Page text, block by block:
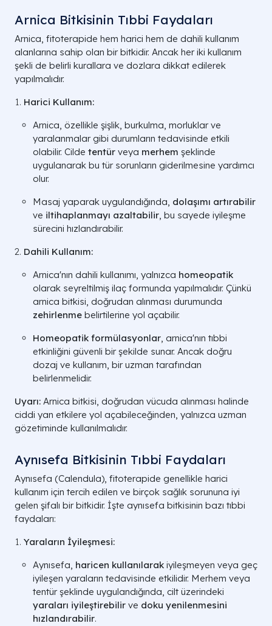
Arnica Bitkisinin Tıbbi Faydaları
Arnica, fitoterapide hem harici hem de dahili kullanım
alanlarına sahip olan bir bitkidir. Ancak her iki kullanım
şekli de belirli kurallara ve dozlara dikkat edilerek
yapılmalıdır.
Harici Kullanım:
Arnica, özellikle şişlik, burkulma, morluklar ve
yaralanmalar gibi durumların tedavisinde etkili
olabilir. Cilde tentür veya merhem şeklinde
uygulanarak bu tür sorunların giderilmesine yardımcı
olur.
Masaj yaparak uygulandığında, dolaşımı artırabilir
ve iltihaplanmayı azaltabilir, bu sayede iyileşme
sürecini hızlandırabilir.
Dahili Kullanım:
Arnica'nın dahili kullanımı, yalnızca homeopatik
olarak seyreltilmiş ilaç formunda yapılmalıdır. Çünkü
arnica bitkisi, doğrudan alınması durumunda
zehirlenme belirtilerine yol açabilir.
Homeopatik formülasyonlar, arnica'nın tıbbi
etkinliğini güvenli bir şekilde sunar. Ancak doğru
dozaj ve kullanım, bir uzman tarafından
belirlenmelidir.
Uyarı: Arnica bitkisi, doğrudan vücuda alınması halinde
ciddi yan etkilere yol açabileceğinden, yalnızca uzman
gözetiminde kullanılmalıdır.
Aynısefa Bitkisinin Tıbbi Faydaları
Aynısefa (Calendula), fitoterapide genellikle harici
kullanım için tercih edilen ve birçok sağlık sorununa iyi
gelen şifalı bir bitkidir. İşte aynısefa bitkisinin bazı tıbbi
faydaları:
Yaraların İyileşmesi:
Aynısefa, haricen kullanılarak iyileşmeyen veya geç
iyileşen yaraların tedavisinde etkilidir. Merhem veya
tentür şeklinde uygulandığında, cilt üzerindeki
yaraları iyileştirebilir ve doku yenilenmesini
hızlandırabilir.